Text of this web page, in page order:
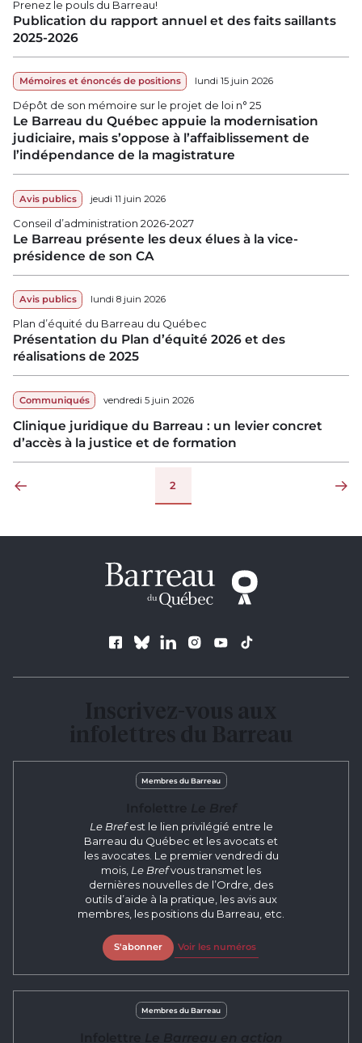
Prenez le pouls du Barreau!
Publication du rapport annuel et des faits saillants
2025-2026
Mémoires et énoncés de positions lundi 15 juin 2026
Dépôt de son mémoire sur le projet de loi n° 25
Le Barreau du Québec appuie la modernisation
judiciaire, mais s’oppose à l’affaiblissement de
l’indépendance de la magistrature
Avis publics jeudi 11 juin 2026
Conseil d’administration 2026-2027
Le Barreau présente les deux élues à la vice-
présidence de son CA
Avis publics lundi 8 juin 2026
Plan d’équité du Barreau du Québec
Présentation du Plan d’équité 2026 et des
réalisations de 2025
Communiqués vendredi 5 juin 2026
Clinique juridique du Barreau : un levier concret
d’accès à la justice et de formation
Pagination 2
Page
Suivez le Barreau
Membres du Barreau
Le Brefest le lien privilégié entre le
Barreau du Québec et les avocats et
les avocates. Le premier vendredi du
mois, Le Brefvous transmet les
dernières nouvelles de l’Ordre, des
outils d’aide à la pratique, les avis aux
membres, les positions du Barreau, etc.
S'abonner Voir les numéros
Membres du Barreau